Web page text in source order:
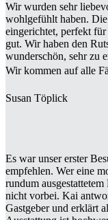
Wir wurden sehr
wohlgefühlt haben.
eingerichtet, perfekt
gut. Wir haben den
wunderschön, sehr zu
Wir kommen auf alle
Susan Töplick
Es war unser erster
empfehlen. Wer eine
rundum
nicht vorbei. Kai
Gastgeber und erklärt